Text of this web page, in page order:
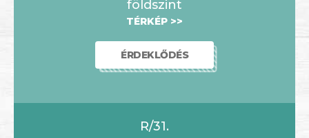
földszint
TÉRKÉP >>
ÉRDEKLŐDÉS
R/31.